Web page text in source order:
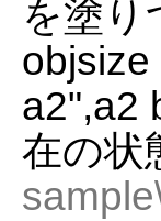
を塗り
a2",a2
在の状